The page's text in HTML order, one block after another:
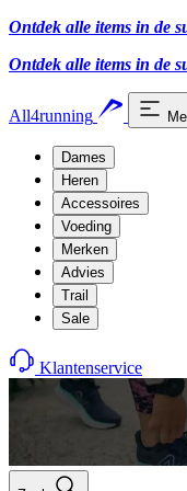
Ontdek alle items in de
Ontdek alle items in de
All4running
Dames
Heren
Accessoires
Voeding
Merken
Advies
Trail
Sale
Klantenservice